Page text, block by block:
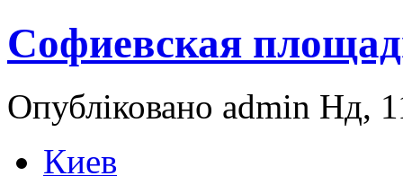
Софиевская
Опубліковано admin Нд,
Киев